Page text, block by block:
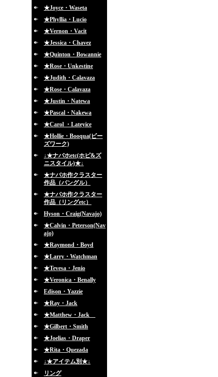
★Joyce・Waseta
★Phyllia・Lucio
★Vernon・Vacit
★Jessica・Chavez
★Quinton・Bowannie
★Rose・Unkestine
★Judith・Calavaza
★Rose・Calavaza
★Justin・Natewa
★Pascal・Nakewa
★Carol ・Lateyice
★Hollie・Booqua(ビー
ズワーク)
↓★ナバホetc(ホピ&ズ
ニスタイル)★↓
★ナバホ作クラスター
作品（バングル）
★ナバホ作クラスター
作品（リングetc）
Hyson・Craig(Navajo)
★Calvin・Peterson(Nav
ajo)
★Raymond・Boyd
★Larry・Watchman
★Tevesa・Jenio
★Veronica・Benally
Edison・Yazzie
★Ray・Jack
★Matthew・Jack
★Gilbert・Smith
★Joelias・Draper
★Rita・Quezada
↓★アイテム別★↓
リング